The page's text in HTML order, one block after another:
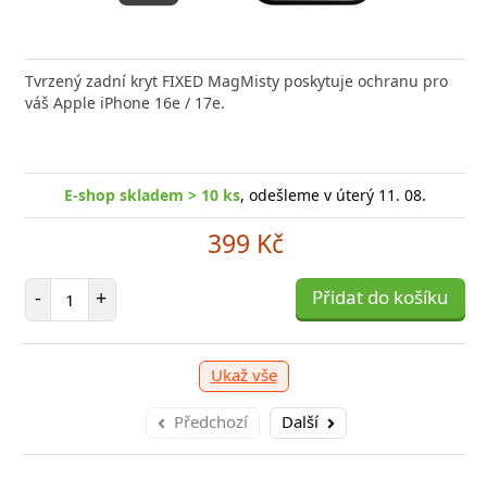
Tvrzený zadní kryt FIXED MagMisty poskytuje ochranu pro
váš Apple iPhone 16e / 17e.
E-shop skladem > 10 ks, odešleme v úterý 11. 08.
399 Kč
- Počet položek
+ Přidat do košíku
Ukaž vše
Předchozí Další
FIXED zajistí rychlé a bezpečné nabíjení
moderního smartphonu,
skladem > 10 ks, odešleme v úterý 11. 08.
položek Přidat do košíku -